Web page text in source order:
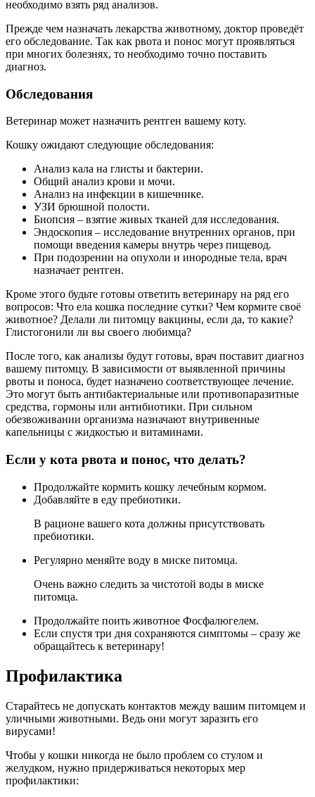
необходимо взять ряд анализов.
Прежде чем назначать лекарства животному, доктор проведёт
его обследование. Так как рвота и понос могут проявляться
при многих болезнях, то необходимо точно поставить
диагноз.
Обследования
Ветеринар может назначить рентген вашему коту.
Кошку ожидают следующие обследования:
Анализ кала на глисты и бактерии.
Общий анализ крови и мочи.
Анализ на инфекции в кишечнике.
УЗИ брюшной полости.
Биопсия – взятие живых тканей для исследования.
Эндоскопия – исследование внутренних органов, при
помощи введения камеры внутрь через пищевод.
При подозрении на опухоли и инородные тела, врач
назначает рентген.
Кроме этого будьте готовы ответить ветеринару на ряд его
вопросов: Что ела кошка последние сутки? Чем кормите своё
животное? Делали ли питомцу вакцины, если да, то какие?
Глистогонили ли вы своего любимца?
После того, как анализы будут готовы, врач поставит диагноз
вашему питомцу. В зависимости от выявленной причины
рвоты и поноса, будет назначено соответствующее лечение.
Это могут быть антибактериальные или противопаразитные
средства, гормоны или антибиотики. При сильном
обезвоживании организма назначают внутривенные
капельницы с жидкостью и витаминами.
Если у кота рвота и понос, что делать?
Продолжайте кормить кошку лечебным кормом.
Добавляйте в еду пребиотики.
В рационе вашего кота должны присутствовать
пребиотики.
Регулярно меняйте воду в миске питомца.
Очень важно следить за чистотой воды в миске
питомца.
Продолжайте поить животное Фосфалюгелем.
Если спустя три дня сохраняются симптомы – сразу же
обращайтесь к ветеринару!
Профилактика
Старайтесь не допускать контактов между вашим питомцем и
уличными животными. Ведь они могут заразить его
вирусами!
Чтобы у кошки никогда не было проблем со стулом и
желудком, нужно придерживаться некоторых мер
профилактики: